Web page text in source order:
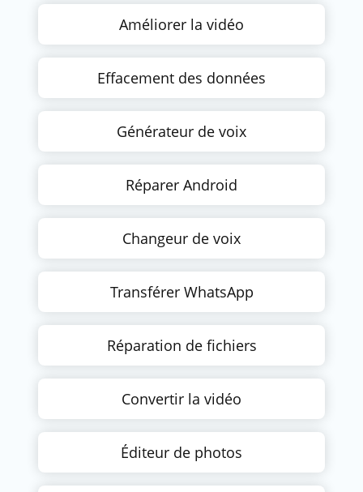
Améliorer la vidéo
Effacement des données
Générateur de voix
Réparer Android
Changeur de voix
Transférer WhatsApp
Réparation de fichiers
Convertir la vidéo
Éditeur de photos